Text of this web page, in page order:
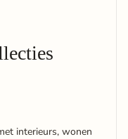
interieurs, wonen